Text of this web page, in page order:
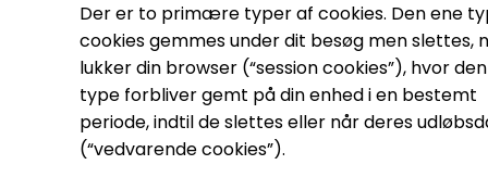
Der er to primære typer af cookies. Den ene
cookies gemmes under dit besøg men slettes,
lukker din browser (“session cookies”), hvor
type forbliver gemt på din enhed i en bestemt
periode, indtil de slettes eller når deres
(“vedvarende cookies”).